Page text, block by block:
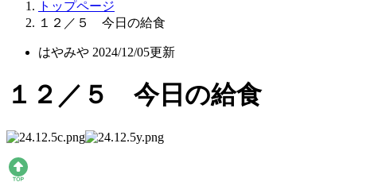
トップページ
１２／５ 今日の給食
はやみや 2024/12/05更新
１２／５ 今日の給食